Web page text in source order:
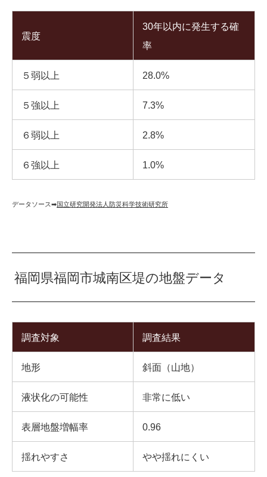
震度
30年以内に発生する確
率
５弱以上 28.0%
５強以上 7.3%
６弱以上 2.8%
６強以上 1.0%
データソース➡︎国立研究開発法人防災科学技術研究所
福岡県福岡市城南区堤の地盤データ
調査対象 調査結果
地形 斜面（山地）
液状化の可能性 非常に低い
表層地盤増幅率 0.96
揺れやすさ やや揺れにくい